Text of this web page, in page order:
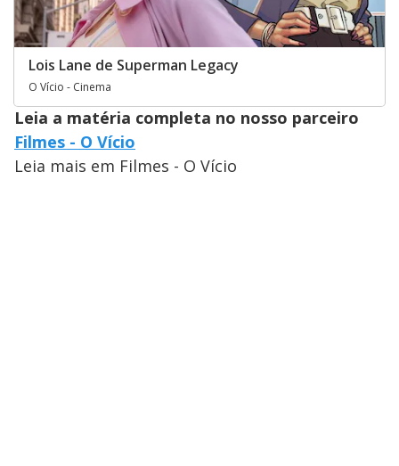
Lois Lane de Superman Legacy
O Vício - Cinema
Leia a matéria completa no nosso parceiro
Filmes - O Vício
Leia mais em Filmes - O Vício